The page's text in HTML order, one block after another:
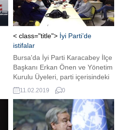
Mart ayında yapılan ve
kadınların iş dünyasındaki
yapabileceklerine ve güçlerine
dair role dikkat çeken
Korkusuz...
< class="title"> İyi Parti’de
istifalar
Bursa'da İyi Parti Karacabey İlçe
Başkanı Erkan Önen ve Yönetim
Kurulu Üyeleri, parti içerisindeki
huzursuzlukları ve usulsüzlükleri
gerekçe göstererek istifa etti.
11.02.2019 0